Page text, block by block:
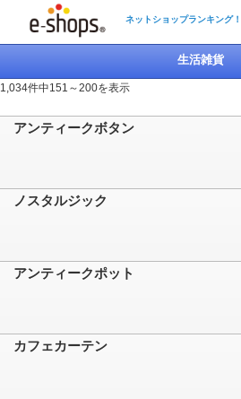
ネットショップランキング！
生活雑貨
1,034件中151～200を表示
アンティークボタン
ノスタルジック
アンティークポット
カフェカーテン